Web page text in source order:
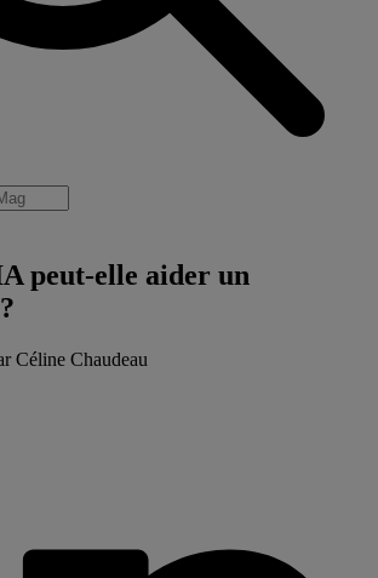
peut-elle aider un
Céline Chaudeau